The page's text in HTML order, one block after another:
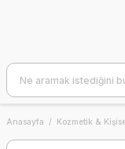
Anasayfa Kozmetik &